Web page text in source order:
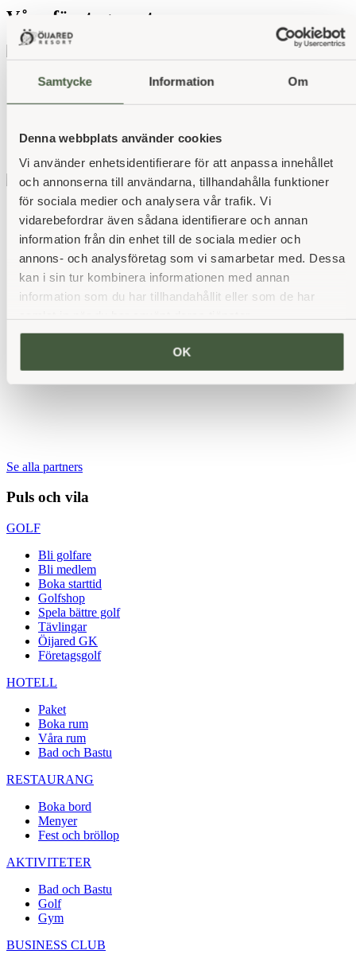
Samtycke Information Om
Denna webbplats använder cookies
Vi använder enhetsidentifierare för att anpassa innehållet
och annonserna till användarna, tillhandahålla funktioner
för sociala medier och analysera vår trafik. Vi
vidarebefordrar även sådana identifierare och annan
information från din enhet till de sociala medier och
annons- och analysföretag som vi samarbetar med. Dessa
kan i sin tur kombinera informationen med annan
information som du har tillhandahållit eller som de har
OK
Våra företagspartners
Se alla partners
Puls och vila
GOLF
Bli golfare
Bli medlem
Boka starttid
Golfshop
Spela bättre golf
Tävlingar
Öijared GK
Företagsgolf
HOTELL
Paket
Boka rum
Våra rum
Bad och Bastu
RESTAURANG
Boka bord
Menyer
Fest och bröllop
AKTIVITETER
Bad och Bastu
Golf
Gym
BUSINESS CLUB